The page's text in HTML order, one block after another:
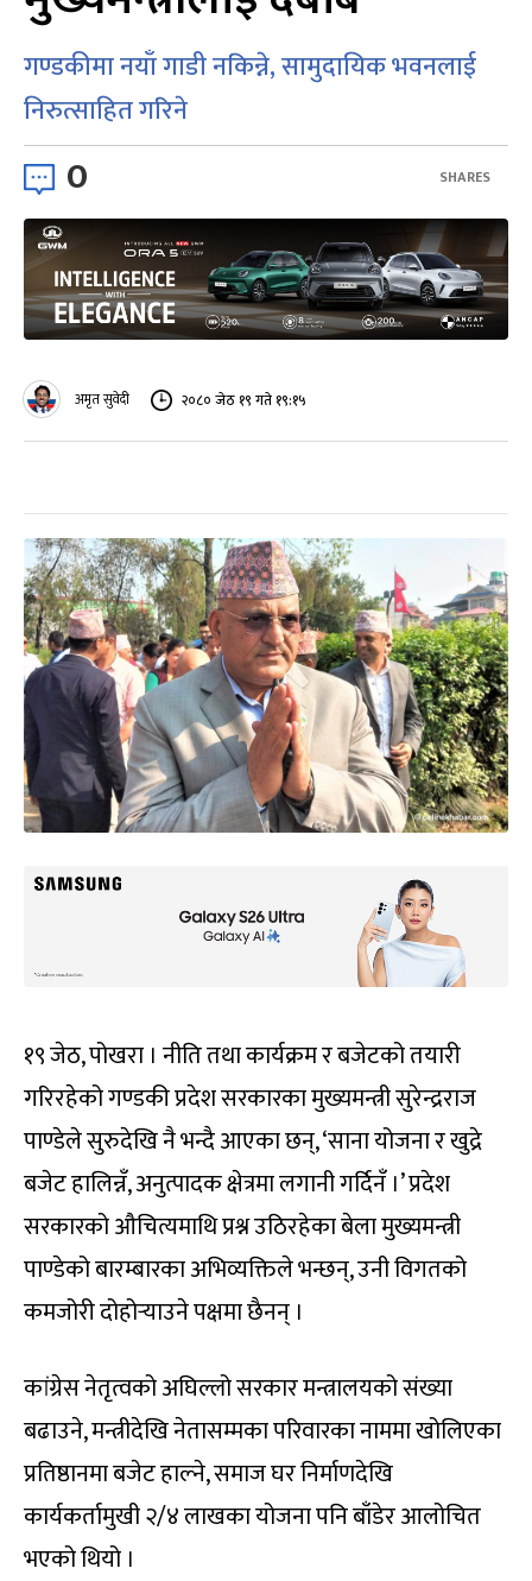
गण्डकीमा नयाँ गाडी नकिन्ने, सामुदायिक भवनलाई
निरुत्साहित गरिने
0 SHARES
अमृत सुवेदी २०८० जेठ १९ गते १९:१५
१९ जेठ, पोखरा । नीति तथा कार्यक्रम र बजेटको तयारी
गरिरहेको गण्डकी प्रदेश सरकारका मुख्यमन्त्री सुरेन्द्रराज
पाण्डेले सुरुदेखि नै भन्दै आएका छन्, ‘साना योजना र खुद्रे
बजेट हालिन्नँ, अनुत्पादक क्षेत्रमा लगानी गर्दिनँ ।’ प्रदेश
सरकारको औचित्यमाथि प्रश्न उठिरहेका बेला मुख्यमन्त्री
पाण्डेको बारम्बारका अभिव्यक्तिले भन्छन्, उनी विगतको
कमजोरी दोहोर्‍याउने पक्षमा छैनन् ।
कांग्रेस नेतृत्वको अघिल्लो सरकार मन्त्रालयको संख्या
बढाउने, मन्त्रीदेखि नेतासम्मका परिवारका नाममा खोलिएका
प्रतिष्ठानमा बजेट हाल्ने, समाज घर निर्माणदेखि
कार्यकर्तामुखी २/४ लाखका योजना पनि बाँडेर आलोचित
भएको थियो ।